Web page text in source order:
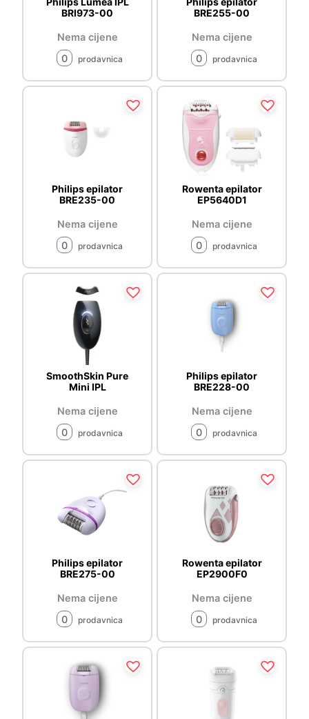
BRI973-00
Nema cijene
0
prodavnica
BRE255-00
Nema cijene
0
prodavnica
Philips epilator
BRE235-00
Nema cijene
0
prodavnica
Rowenta epilator
EP5640D1
Nema cijene
0
prodavnica
SmoothSkin Pure
Mini IPL
Nema cijene
0
prodavnica
Philips epilator
BRE228-00
Nema cijene
0
prodavnica
Philips epilator
BRE275-00
Nema cijene
0
prodavnica
Rowenta epilator
EP2900F0
Nema cijene
0
prodavnica